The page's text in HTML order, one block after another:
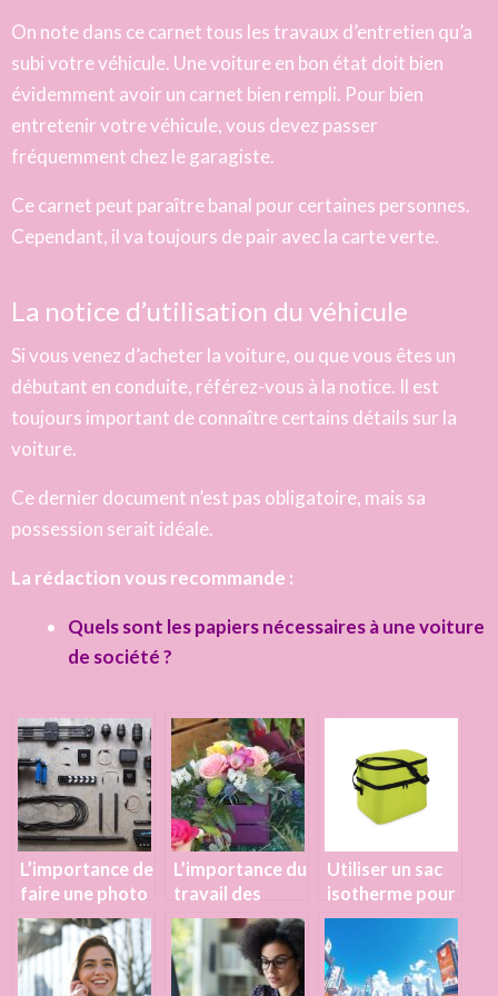
On note dans ce carnet tous les travaux d’entretien qu’a
subi votre véhicule. Une voiture en bon état doit bien
évidemment avoir un carnet bien rempli. Pour bien
entretenir votre véhicule, vous devez passer
fréquemment chez le garagiste.
Ce carnet peut paraître banal pour certaines personnes.
Cependant, il va toujours de pair avec la carte verte.
La notice d’utilisation du véhicule
Si vous venez d’acheter la voiture, ou que vous êtes un
débutant en conduite, référez-vous à la notice. Il est
toujours important de connaître certains détails sur la
voiture.
Ce dernier document n’est pas obligatoire, mais sa
possession serait idéale.
La rédaction vous recommande :
Quels sont les papiers nécessaires à une voiture
de société ?
L’importance de
faire une photo
portrait
corporate par
un pro sur Paris
L’importance du
travail des
fleuristes
Utiliser un sac
isotherme pour
emmener son
repas au travail